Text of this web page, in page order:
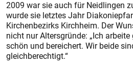
2009 war sie auch für ­Neidlingen
wurde sie letztes Jahr
Kirchenbezirks Kirchheim. Der
nicht nur Altersgründe: „Ich
schön und bereichert. Wir beide
gleichberechtigt.“